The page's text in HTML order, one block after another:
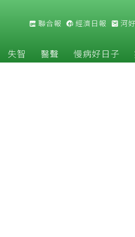
聯合報 經濟日報 河
失智 醫聲 慢病好日子